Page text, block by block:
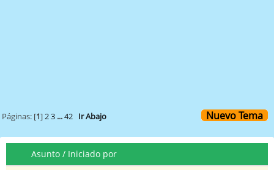
Páginas: [1]2 3 ...42 Ir Abajo Nuevo Tema
Asunto / Iniciado por